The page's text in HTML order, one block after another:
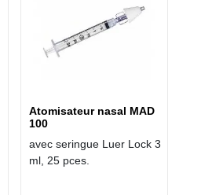
Atomisateur nasal MAD
100
avec seringue Luer Lock 3
ml, 25 pces.